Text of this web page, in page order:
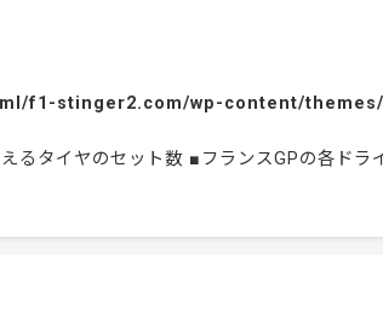
f1-stinger2.com/wp-content/
タイヤのセット数 ■フランスGPの各ド